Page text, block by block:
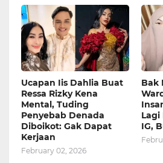
Ucapan Iis Dahlia Buat
Ressa Rizky Kena
Mental, Tuding
Penyebab Denada
Diboikot: Gak Dapat
Kerjaan
February 02, 2026
Bak
Lagi
IG,